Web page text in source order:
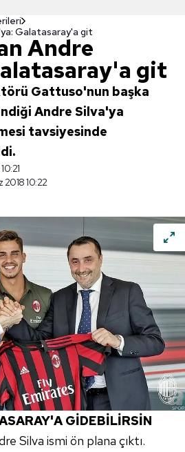
Galatasaray'a git
Andre
git
Gattuso'nun başka
Andre Silva'ya
tavsiyesinde
2018 10:22
GİDEBİLİRSİN
Silva ismi ön plana çıktı.